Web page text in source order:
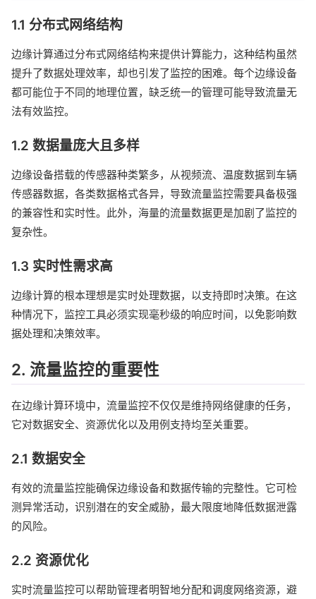
1.1 分布式网络结构
边缘计算通过分布式网络结构来提供计算能力，这种结构虽然
提升了数据处理效率，却也引发了监控的困难。每个边缘设备
都可能位于不同的地理位置，缺乏统一的管理可能导致流量无
法有效监控。
1.2 数据量庞大且多样
边缘设备搭载的传感器种类繁多，从视频流、温度数据到车辆
传感器数据，各类数据格式各异，导致流量监控需要具备极强
的兼容性和实时性。此外，海量的流量数据更是加剧了监控的
复杂性。
1.3 实时性需求高
边缘计算的根本理想是实时处理数据，以支持即时决策。在这
种情况下，监控工具必须实现毫秒级的响应时间，以免影响数
据处理和决策效率。
2. 流量监控的重要性
在边缘计算环境中，流量监控不仅仅是维持网络健康的任务，
它对数据安全、资源优化以及用例支持均至关重要。
2.1 数据安全
有效的流量监控能确保边缘设备和数据传输的完整性。它可检
测异常活动，识别潜在的安全威胁，最大限度地降低数据泄露
的风险。
2.2 资源优化
实时流量监控可以帮助管理者明智地分配和调度网络资源，避